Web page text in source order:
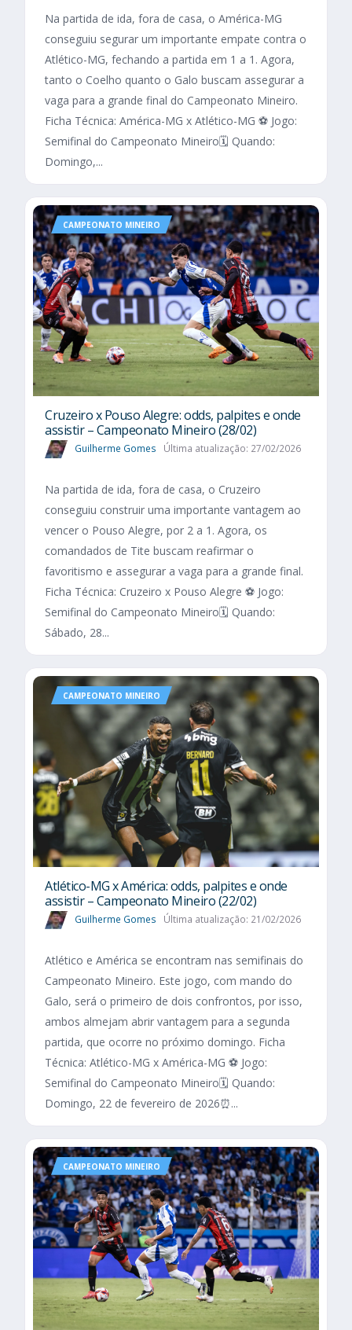
Na partida de ida, fora de casa, o América-MG
conseguiu segurar um importante empate contra o
Atlético-MG, fechando a partida em 1 a 1. Agora,
tanto o Coelho quanto o Galo buscam assegurar a
vaga para a grande final do Campeonato Mineiro.
Ficha Técnica: América-MG x Atlético-MG ⚽ Jogo:
Semifinal do Campeonato Mineiro🗓️ Quando:
Domingo,...
CAMPEONATO MINEIRO
Cruzeiro x Pouso Alegre: odds, palpites e onde
assistir – Campeonato Mineiro (28/02)
Guilherme Gomes Última atualização: 27/02/2026
Na partida de ida, fora de casa, o Cruzeiro
conseguiu construir uma importante vantagem ao
vencer o Pouso Alegre, por 2 a 1. Agora, os
comandados de Tite buscam reafirmar o
favoritismo e assegurar a vaga para a grande final.
Ficha Técnica: Cruzeiro x Pouso Alegre ⚽ Jogo:
Semifinal do Campeonato Mineiro🗓️ Quando:
Sábado, 28...
CAMPEONATO MINEIRO
Atlético-MG x América: odds, palpites e onde
assistir – Campeonato Mineiro (22/02)
Guilherme Gomes Última atualização: 21/02/2026
Atlético e América se encontram nas semifinais do
Campeonato Mineiro. Este jogo, com mando do
Galo, será o primeiro de dois confrontos, por isso,
ambos almejam abrir vantagem para a segunda
partida, que ocorre no próximo domingo. Ficha
Técnica: Atlético-MG x América-MG ⚽ Jogo:
Semifinal do Campeonato Mineiro🗓️ Quando:
Domingo, 22 de fevereiro de 2026⏰...
CAMPEONATO MINEIRO